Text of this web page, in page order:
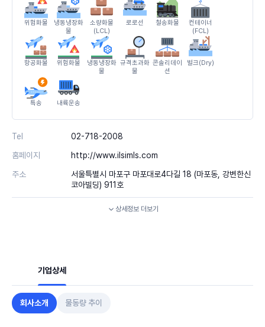
위험화물
냉동냉장화
물
소량화물
(LCL)
로로선 철송화물
컨테이너
(FCL)
항공화물 위험화물
냉동냉장화
물
규격초과화
물
콘솔리데이
션
벌크(Dry)
특송 내륙운송
Tel
02-718-2008
홈페이지
http://www.ilsimls.com
주소
서울특별시 마포구 마포대로4다길 18 (마포동, 강변한신
코아빌딩) 911호
상세정보 더보기
기업상세
회사소개 물동량 추이